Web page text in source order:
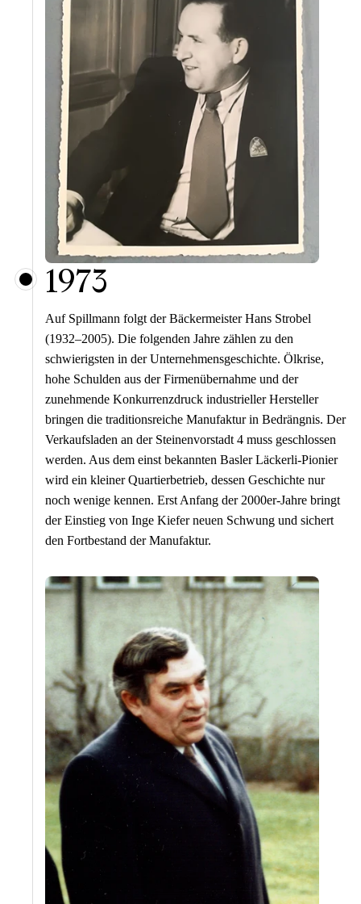
1973
Auf Spillmann folgt der Bäckermeister Hans Strobel
(1932–2005). Die folgenden Jahre zählen zu den
schwierigsten in der Unternehmensgeschichte. Ölkrise,
hohe Schulden aus der Firmenübernahme und der
zunehmende Konkurrenzdruck industrieller Hersteller
bringen die traditionsreiche Manufaktur in Bedrängnis. Der
Verkaufsladen an der Steinenvorstadt 4 muss geschlossen
werden. Aus dem einst bekannten Basler Läckerli-Pionier
wird ein kleiner Quartierbetrieb, dessen Geschichte nur
noch wenige kennen. Erst Anfang der 2000er-Jahre bringt
der Einstieg von Inge Kiefer neuen Schwung und sichert
den Fortbestand der Manufaktur.